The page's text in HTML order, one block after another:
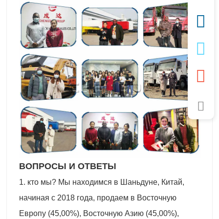
ВОПРОСЫ И ОТВЕТЫ
1. кто мы? Мы находимся в Шаньдуне, Китай,
начиная с 2018 года, продаем в Восточную
Европу (45,00%), Восточную Азию (45,00%),